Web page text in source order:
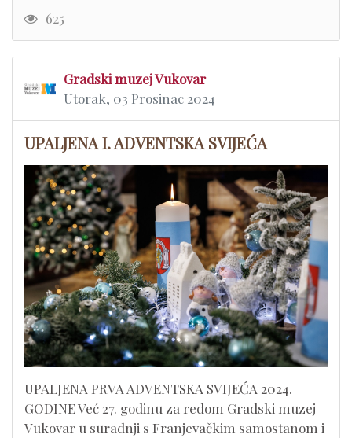
625
Gradski muzej Vukovar
Utorak, 03 Prosinac 2024
UPALJENA I. ADVENTSKA SVIJEĆA
UPALJENA PRVA ADVENTSKA SVIJEĆA 2024.
GODINE Već 27. godinu za redom Gradski muzej
Vukovar u suradnji s Franjevačkim samostanom i